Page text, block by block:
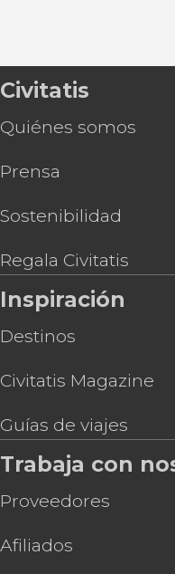
Civitatis
Quiénes somos
Prensa
Sostenibilidad
Regala Civitatis
Inspiración
Destinos
Civitatis Magazine
Guías de viajes
Trabaja con
Proveedores
Afiliados